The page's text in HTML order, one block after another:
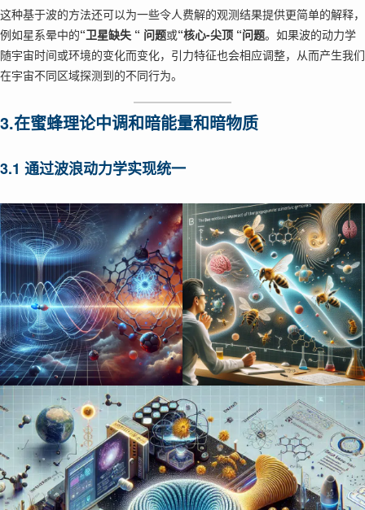
这种基于波的方法还可以为一些令人费解的观测结果提供更简单的解释，
例如星系晕中的“卫星缺失 “ 问题或“核心-尖顶 “问题。如果波的动力学
随宇宙时间或环境的变化而变化，引力特征也会相应调整，从而产生我们
在宇宙不同区域探测到的不同行为。
3.在蜜蜂理论中调和暗能量和暗物质
3.1 通过波浪动力学实现统一